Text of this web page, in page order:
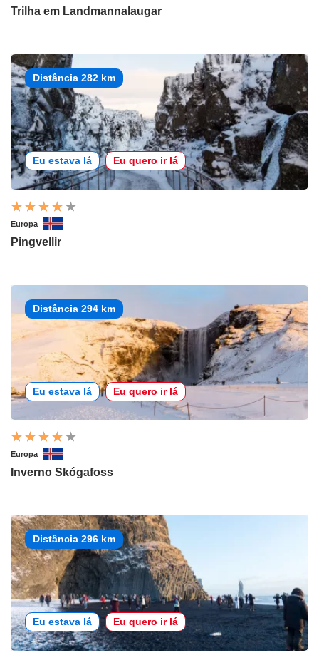
Trilha em Landmannalaugar
Distância 282 km
Eu estava lá Eu quero ir lá
Europa
Pingvellir
Distância 294 km
Eu estava lá Eu quero ir lá
Europa
Inverno Skógafoss
Distância 296 km
Eu estava lá Eu quero ir lá